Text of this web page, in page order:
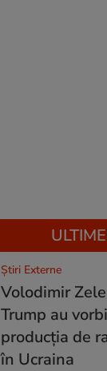
Știri Externe
Volodimir
Trump au
producția de
în Ucraina